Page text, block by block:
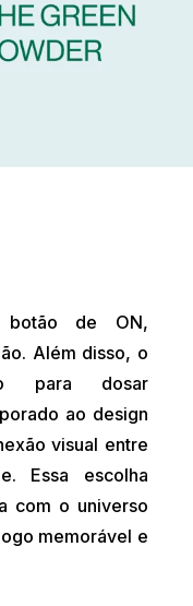
de ON,
Além disso, o
para dosar
ao design
visual entre
Essa escolha
com o universo
memorável e